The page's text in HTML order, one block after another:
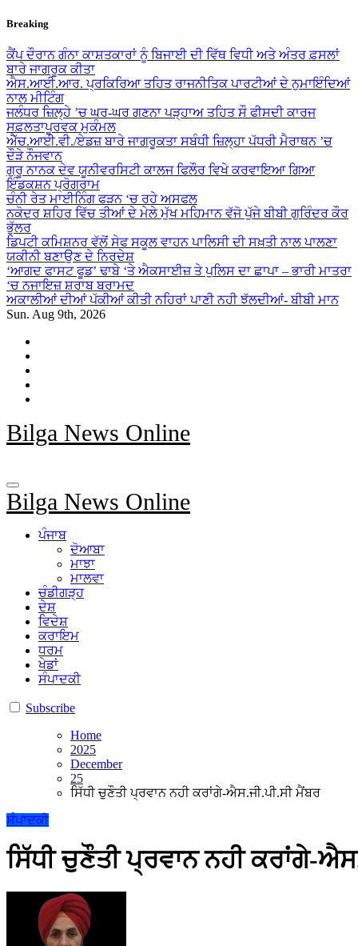
Skip
content
Breaking
ਕੈਂਪ ਦੌਰਾਨ ਗੰਨਾ ਕਾਸ਼ਤਕਾਰਾਂ ਨੂੰ ਬਿਜਾਈ ਦੀ ਵਿੱਥ ਵਿਧੀ ਅਤੇ ਅੰਤਰ ਫ਼ਸਲਾਂ
ਬਾਰੇ ਜਾਗਰੂਕ ਕੀਤਾ
ਐਸ.ਆਈ.ਆਰ. ਪ੍ਰਕਿਰਿਆ ਤਹਿਤ ਰਾਜਨੀਤਿਕ ਪਾਰਟੀਆਂ ਦੇ ਨੁਮਾਇੰਦਿਆਂ
ਨਾਲ ਮੀਟਿੰਗ
ਜਲੰਧਰ ਜ਼ਿਲ੍ਹੇ ’ਚ ਘਰ-ਘਰ ਗਣਨਾ ਪੜ੍ਹਾਅ ਤਹਿਤ ਸੌ ਫੀਸਦੀ ਕਾਰਜ
ਸਫ਼ਲਤਾਪੂਰਵਕ ਮੁਕੰਮਲ
ਐੱਚ.ਆਈ.ਵੀ./ਏਡਜ਼ ਬਾਰੇ ਜਾਗਰੂਕਤਾ ਸਬੰਧੀ ਜ਼ਿਲ੍ਹਾ ਪੱਧਰੀ ਮੈਰਾਥਨ ’ਚ
ਦੌੜੇ ਨੌਜਵਾਨ
ਗੁਰੂ ਨਾਨਕ ਦੇਵ ਯੂਨੀਵਰਸਿਟੀ ਕਾਲਜ ਫਿਲੌਰ ਵਿਖੇ ਕਰਵਾਇਆ ਗਿਆ
ਇੰਡਕਸ਼ਨ ਪ੍ਰੋਗਰਾਮ
ਚੰਨੀ ਰੇਤ ਮਾਈਨਿੰਗ ਫੜਨ ‘ਚ ਰਹੇ ਅਸਫਲ
ਨਕੋਦਰ ਸ਼ਹਿਰ ਵਿੱਚ ਤੀਆਂ ਦੇ ਮੇਲੇ ਮੁੱਖ ਮਹਿਮਾਨ ਵੱਜੋ ਪੁੱਜੇ ਬੀਬੀ ਗੁਰਿੰਦਰ ਕੌਰ
ਭੁੱਲਰ
ਡਿਪਟੀ ਕਮਿਸ਼ਨਰ ਵੱਲੋਂ ਸੇਫ ਸਕੂਲ ਵਾਹਨ ਪਾਲਿਸੀ ਦੀ ਸਖ਼ਤੀ ਨਾਲ ਪਾਲਣਾ
ਯਕੀਨੀ ਬਣਾਉਣ ਦੇ ਨਿਰਦੇਸ਼
‘ਆਗਦ ਫਾਸਟ ਫੂਡ’ ਢਾਬੇ ‘ਤੇ ਐਕਸਾਈਜ਼ ਤੇ ਪੁਲਿਸ ਦਾ ਛਾਪਾ – ਭਾਰੀ ਮਾਤਰਾ
‘ਚ ਨਜਾਇਜ਼ ਸ਼ਰਾਬ ਬਰਾਮਦ
ਅਕਾਲੀਆਂ ਦੀਆਂ ਪੱਕੀਆਂ ਕੀਤੀ ਨਹਿਰਾਂ ਪਾਣੀ ਨਹੀ ਝੱਲਦੀਆਂ- ਬੀਬੀ ਮਾਨ
Sun. Aug 9th, 2026
Bilga News Online
Bilga News Online
ਪੰਜਾਬ
ਦੋਆਬਾ
ਮਾਝਾ
ਮਾਲਵਾ
ਚੰਡੀਗੜ੍ਹ
ਦੇਸ਼
ਵਿਦੇਸ਼
ਕਰਾਇਮ
ਧਰਮ
ਖੇਡਾਂ
ਸੰਪਾਦਕੀ
Subscribe
Home
2025
December
25
ਸਿੱਧੀ ਚੁਣੌਤੀ ਪ੍ਰਵਾਨ ਨਹੀ ਕਰਾਂਗੇ-ਐਸ.ਜੀ.ਪੀ.ਸੀ ਮੈਂਬਰ
ਸੰਪਾਦਕੀ
ਸਿੱਧੀ ਚੁਣੌਤੀ ਪ੍ਰਵਾਨ ਨਹੀ ਕਰਾਂਗੇ-